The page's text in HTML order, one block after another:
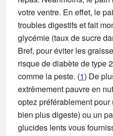
votre ventre. En effet, le
troubles digestifs et fait
glycémie (taux de sucre
Bref, pour éviter les
risque de diabète de type
comme la peste. (1) De
extrêmement pauvre en
optez préférablement
bien plus digeste) ou un
glucides lents vous